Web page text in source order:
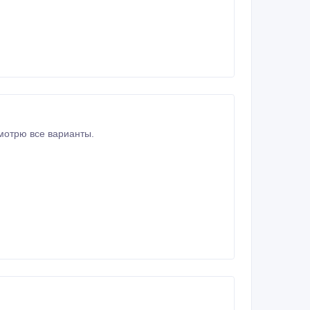
вал стандарт, требуется косметический ремонт. Рассмотрю все варианты.